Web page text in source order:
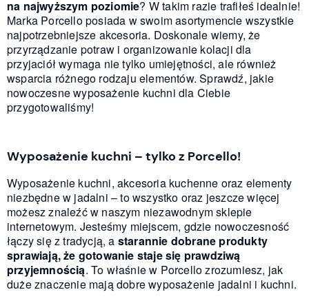
na najwyższym poziomie? W takim razie trafiłeś idealnie!
Marka Porcello posiada w swoim asortymencie wszystkie
najpotrzebniejsze akcesoria. Doskonale wiemy, że
przyrządzanie potraw i organizowanie kolacji dla
przyjaciół wymaga nie tylko umiejętności, ale również
wsparcia różnego rodzaju elementów. Sprawdź, jakie
nowoczesne wyposażenie kuchni dla Ciebie
przygotowaliśmy!
Wyposażenie kuchni – tylko z Porcello!
Wyposażenie kuchni, akcesoria kuchenne oraz elementy
niezbędne w jadalni – to wszystko oraz jeszcze więcej
możesz znaleźć w naszym niezawodnym sklepie
internetowym. Jesteśmy miejscem, gdzie nowoczesność
łączy się z tradycją, a starannie dobrane produkty
sprawiają, że gotowanie staje się prawdziwą
przyjemnością. To właśnie w Porcello zrozumiesz, jak
duże znaczenie mają dobre wyposażenie jadalni i kuchni.